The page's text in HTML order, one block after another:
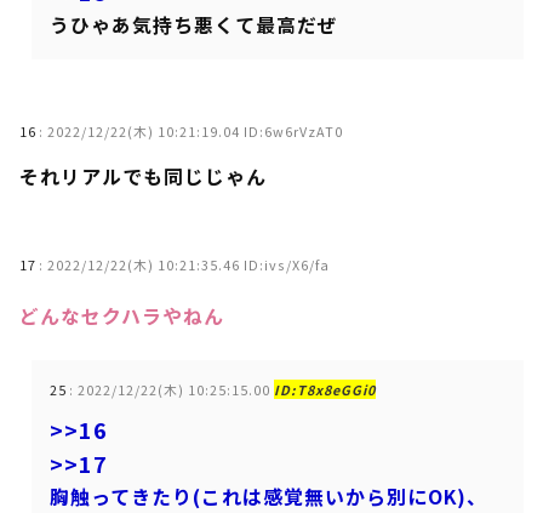
うひゃあ気持ち悪くて最高だぜ
16 : 2022/12/22(木) 10:21:19.04 ID:6w6rVzAT0
それリアルでも同じじゃん
17 : 2022/12/22(木) 10:21:35.46 ID:ivs/X6/fa
どんなセクハラやねん
25 : 2022/12/22(木) 10:25:15.00 ID:T8x8eGGi0
>>16
>>17
胸触ってきたり(これは感覚無いから別にOK)、